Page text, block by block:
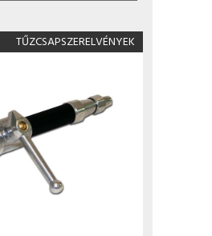
TŰZCSAPSZERELVÉNYEK